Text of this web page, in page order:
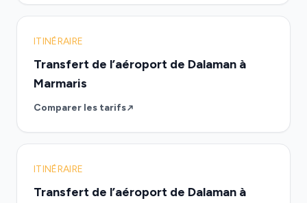
ITINÉRAIRE
Transfert de l’aéroport de Dalaman à
Marmaris
Comparer les tarifs
ITINÉRAIRE
Transfert de l’aéroport de Dalaman à